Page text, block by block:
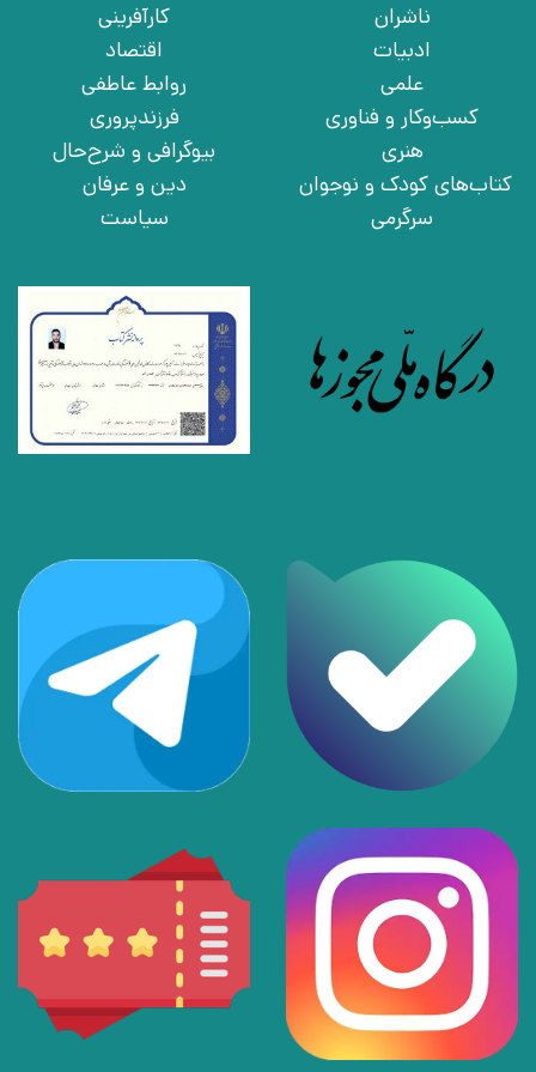
ناشران
ادبیات
علمی
کسب‌وکار و فناوری
هنری
کتاب‌های کودک و نوجوان
سرگرمی
کارآفرینی
اقتصاد
روابط عاطفی
فرزندپروری
بیوگرافی و شرح‌حال
دین و عرفان
سیاست